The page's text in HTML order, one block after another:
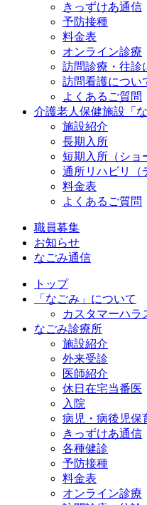
きっずけあ通信
予防接種
料金表
オンライン診療
訪問診療・往診
訪問看護につい
よくあるご質問
介護老人保健施設「な
施設紹介
長期入所
短期入所（ショ
通所リハビリ（
料金表
よくあるご質問
職員募集
お知らせ
なごみ通信
トップ
「なごみ」について
カスタマーハラ
なごみ診療所
施設紹介
外来受診
医師紹介
休日在宅当番医
入院
病児・病後児保
きっずけあ通信
各種健診
予防接種
料金表
オンライン診療